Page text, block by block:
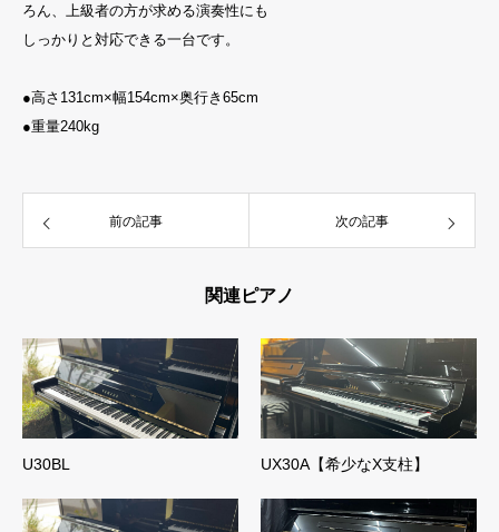
ろん、上級者の方が求める演奏性にも
しっかりと対応できる一台です。
●高さ131cm×幅154cm×奥行き65cm
●重量240kg
前の記事 次の記事
関連ピアノ
U30BL UX30A【希少なX支柱】